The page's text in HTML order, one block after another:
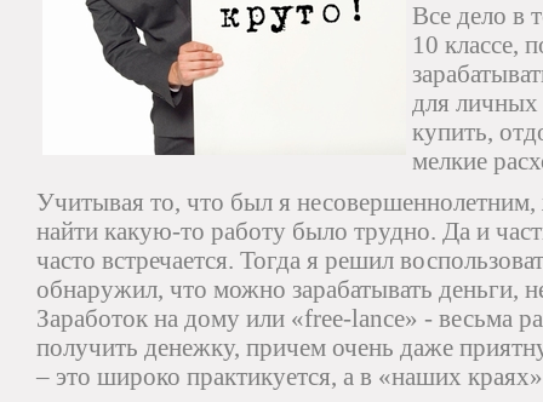
Все дело в
10 классе,
для
купить,
мелкие
Учитывая то, что был я
найти какую-то работу было трудно. Да и
часто встречается. Тогда я решил
обнаружил, что можно зарабатывать деньги,
Заработок на дому или «free-lance» - весьма
получить денежку, причем очень даже
– это широко практикуется, а в «наших